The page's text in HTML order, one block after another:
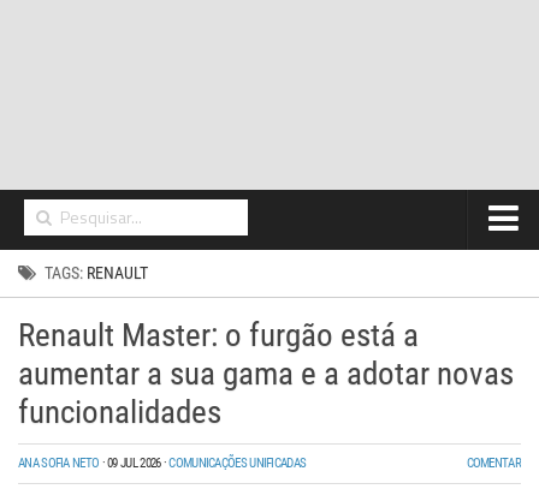
Home
Networking
Segurança
High Tech
Hosting/Cloud
TAGS: RENAULT
Renault Master: o furgão está a
aumentar a sua gama e a adotar novas
funcionalidades
ANA SOFIA NETO ·09 JUL 2026·COMUNICAÇÕES UNIFICADAS COMENTAR